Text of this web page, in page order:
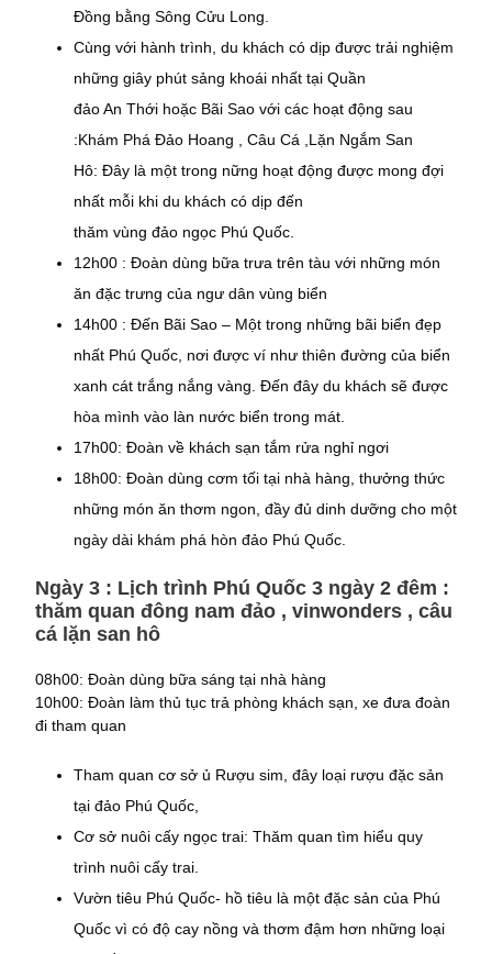
Đồng bằng Sông Cửu Long.
Cùng với hành trình, du khách có dịp được trải nghiệm
những giây phút sảng khoái nhất tại Quần
đảo An Thới hoặc Bãi Sao với các hoạt động sau
:Khám Phá Đảo Hoang , Câu Cá ,Lặn Ngắm San
Hô: Đây là một trong nững hoạt động được mong đợi
nhất mỗi khi du khách có dịp đến
thăm vùng đảo ngọc Phú Quốc.
12h00 : Đoàn dùng bữa trưa trên tàu với những món
ăn đặc trưng của ngư dân vùng biển
14h00 : Đến Bãi Sao – Một trong những bãi biển đẹp
nhất Phú Quốc, nơi được ví như thiên đường của biển
xanh cát trắng nắng vàng. Đến đây du khách sẽ được
hòa mình vào làn nước biển trong mát.
17h00: Đoàn về khách sạn tắm rửa nghỉ ngơi
18h00: Đoàn dùng cơm tối tại nhà hàng, thưởng thức
những món ăn thơm ngon, đầy đủ dinh dưỡng cho một
ngày dài khám phá hòn đảo Phú Quốc.
Ngày 3 : Lịch trình Phú Quốc 3 ngày 2 đêm :
thăm quan đông nam đảo , vinwonders , câu
cá lặn san hô
08h00: Đoàn dùng bữa sáng tại nhà hàng
10h00: Đoàn làm thủ tục trả phòng khách sạn, xe đưa đoàn
đi tham quan
Tham quan cơ sở ủ Rượu sim, đây loại rượu đặc sản
tại đảo Phú Quốc,
Cơ sở nuôi cấy ngọc trai: Thăm quan tìm hiểu quy
trình nuôi cấy trai.
Vườn tiêu Phú Quốc- hồ tiêu là một đặc sản của Phú
Quốc vì có độ cay nồng và thơm đậm hơn những loại